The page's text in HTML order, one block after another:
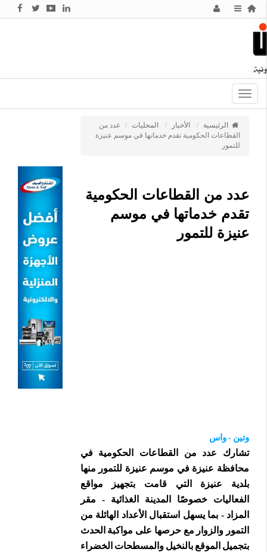
Toggle
navigation
الرئيسية الأخبار المحليات
عدد من
القطاعات الحكومية تقدم خدماتها في موسم عنيزة
للتمور
عدد من القطاعات الحكومية
تقدم خدماتها في موسم
عنيزة للتمور
وتين - واس
تشارك عدد من القطاعات الحكومية في
محافظة عنيزة في موسم عنيزة للتمور منها
بلدية عنيزة التي قامت بتجهيز مواقع
الفعاليات خصوصًا المدينة الغذائية - مقر
المزاد - بما يسهل استقبال الأعداد الهائلة من
التمور والزوار مع حرصها على مواكبة الحدث
بتجميل الموقع بالنخيل والمسطحات الخضراء